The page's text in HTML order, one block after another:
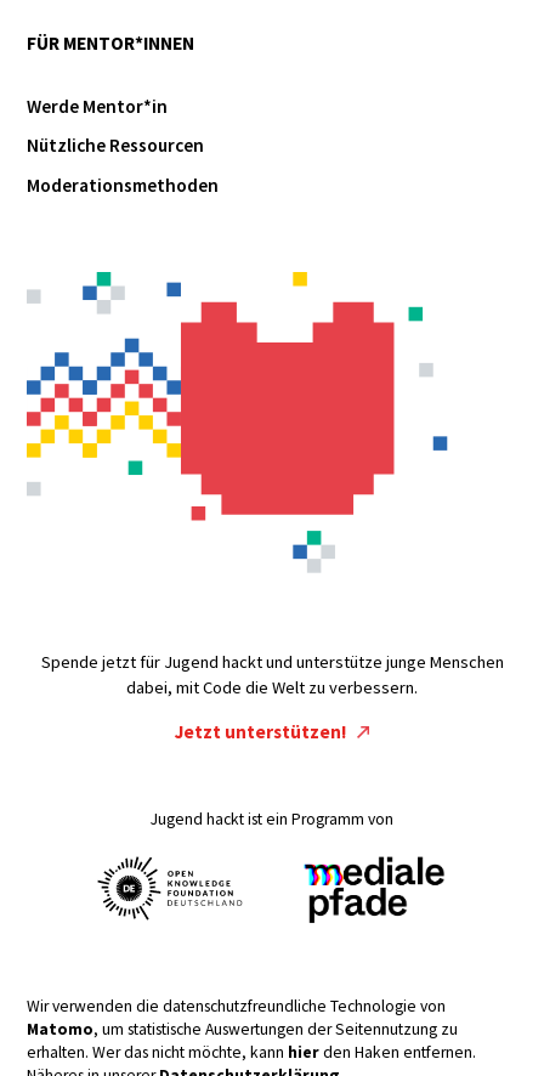
FÜR MENTOR*INNEN
Werde Mentor*in
Nützliche Ressourcen
Moderationsmethoden
Spende jetzt für Jugend hackt und unterstütze junge Menschen
dabei, mit Code die Welt zu verbessern.
Jetzt unterstützen!
Jugend hackt ist ein Programm von
Wir verwenden die datenschutzfreundliche Technologie von
Matomo, um statistische Auswertungen der Seitennutzung zu
erhalten. Wer das nicht möchte, kann hierden Haken entfernen.